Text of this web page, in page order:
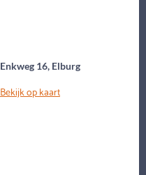
Enkweg 16, Elburg
Bekijk op kaart